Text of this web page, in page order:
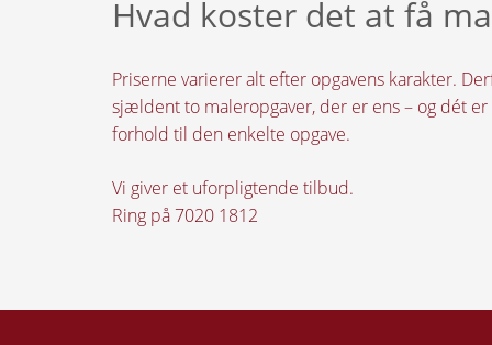
Hvad koster det at få
Priserne varierer alt efter opgavens karakter.
sjældent to maleropgaver, der er ens – og dét
forhold til den enkelte opgave.
Vi giver et uforpligtende tilbud.
Ring på 7020 1812